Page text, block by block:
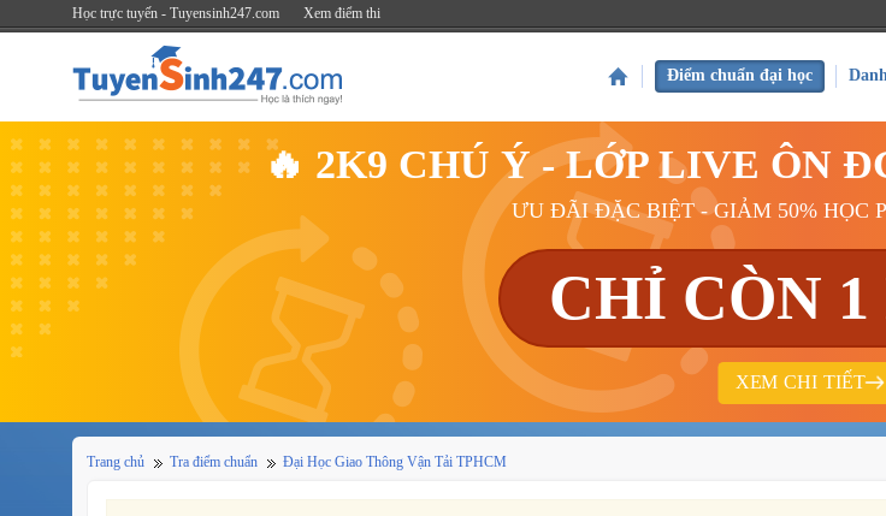
Học trực tuyến - Tuyensinh247.com Xem điểm thi
Điểm chuẩn đại học
🔥 2K9 CHÚ Ý - LỚP LIVE ÔN
ƯU ĐÃI ĐẶC BIỆT - GIẢM 50% HỌC
CHỈ CÒN
XEM CHI TIẾT
Trang chủ Tra điểm chuẩn Đại Học Giao Thông Vận Tải TPHCM